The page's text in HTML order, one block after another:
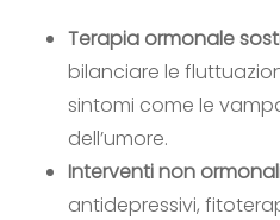
Terapia ormonale
bilanciare le
sintomi come le
dell’umore.
Interventi non
antidepressivi,